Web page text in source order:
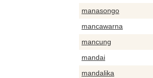
manasongo
mancawarna
mancung
mandai
mandalika